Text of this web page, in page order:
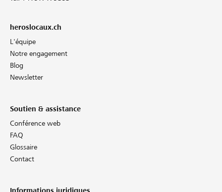
heroslocaux.ch
L'équipe
Notre engagement
Blog
Newsletter
Soutien & assistance
Conférence web
FAQ
Glossaire
Contact
Informations juridiques